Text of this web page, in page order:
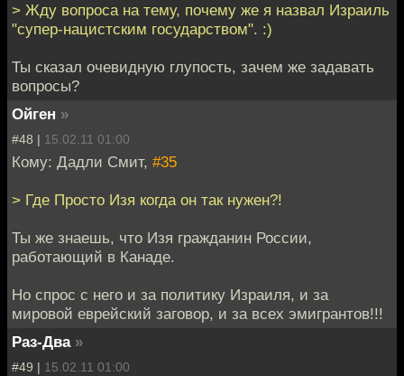
> Жду вопроса на тему, почему же я назвал Израиль
"супер-нацистским государством". :)
Ты сказал очевидную глупость, зачем же задавать
вопросы?
Ойген »
#48 | 15.02.11 01:00
Кому: Дадли Смит, #35
> Где Просто Изя когда он так нужен?!
Ты же знаешь, что Изя гражданин России,
работающий в Канаде.
Но спрос с него и за политику Израиля, и за
мировой еврейский заговор, и за всех эмигрантов!!!
Раз-Два »
#49 | 15.02.11 01:00